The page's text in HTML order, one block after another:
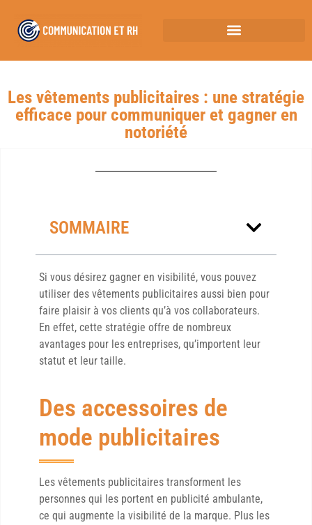
Les vêtements publicitaires : une stratégie
efficace pour communiquer et gagner en
notoriété
SOMMAIRE
Si vous désirez gagner en visibilité, vous pouvez
utiliser des vêtements publicitaires aussi bien pour
faire plaisir à vos clients qu’à vos collaborateurs.
En effet, cette stratégie offre de nombreux
avantages pour les entreprises, qu’importent leur
statut et leur taille.
Des accessoires de
mode publicitaires
Les vêtements publicitaires transforment les
personnes qui les portent en publicité ambulante,
ce qui augmente la visibilité de la marque. Plus les